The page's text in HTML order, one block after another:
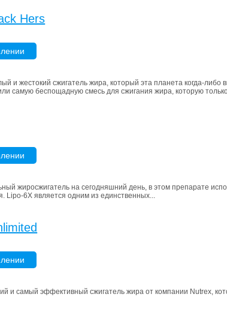
Hers
и жестокий сжигатель жира, который эта планета когда-либо
самую беспощадную смесь для сжигания жира, которую
жиросжигатель на сегодняшний день, в этом препарате
Lipo-6X является одним из единственных...
и самый эффективный сжигатель жира от компании Nutrex,